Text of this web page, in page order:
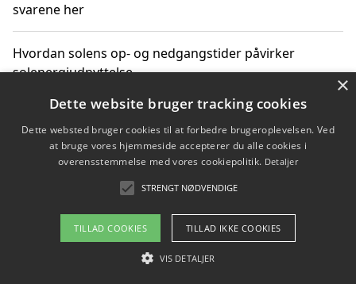
svarene her
Hvordan solens op- og nedgangstider påvirker
solenergiudnyttelse
Hvordan du får svar på energispørgsmål om
vedvarende energikilder
Om / kontakt
Blog Betingelser
×
Dette website bruger tracking cookies
Dette websted bruger cookies til at forbedre brugeroplevelsen. Ved
at bruge vores hjemmeside accepterer du alle cookies i
overensstemmelse med vores cookiepolitik. Detaljer
STRENGT NØDVENDIGE
TILLAD COOKIES TILLAD IKKE COOKIES
VIS DETALJER